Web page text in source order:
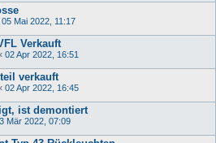
05 Mai 2022, 11:17
Verkauft
02 Apr 2022, 16:51
verkauft
02 Apr 2022, 16:45
ist demontiert
Mär 2022, 07:09